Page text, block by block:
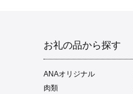
お礼の品から探す
ANAオリジナル
肉類